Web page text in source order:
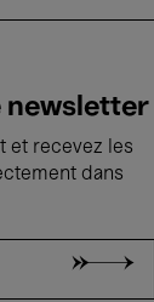
newsletter
et recevez les
dans